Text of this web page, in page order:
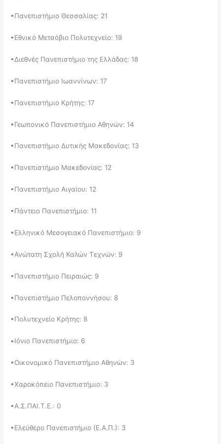
•​Πανεπιστήμιο Θεσσαλίας: 21
•​Εθνικό Μετσόβιο Πολυτεχνείο: 19
•​Διεθνές Πανεπιστήμιο της Ελλάδας: 18
•​Πανεπιστήμιο Ιωαννίνων: 17
•​Πανεπιστήμιο Κρήτης: 17
•​Γεωπονικό Πανεπιστήμιο Αθηνών: 14
•​Πανεπιστήμιο Δυτικής Μακεδονίας: 13
•​Πανεπιστήμιο Μακεδονίας: 12
•​Πανεπιστήμιο Αιγαίου: 12
•​Πάντειο Πανεπιστήμιο: 11
•​Ελληνικό Μεσογειακό Πανεπιστήμιο: 9
•​Ανώτατη Σχολή Καλών Τεχνών: 9
•​Πανεπιστήμιο Πειραιώς: 9
•​Πανεπιστήμιο Πελοποννήσου: 8
•​Πολυτεχνείο Κρήτης: 8
•​Ιόνιο Πανεπιστήμιο: 6
•​Οικονομικό Πανεπιστήμιο Αθηνών: 3
•​Χαροκόπειο Πανεπιστήμιο: 3
•​Α.Σ.ΠΑΙ.Τ.Ε.: 0
•​Ελεύθερο Πανεπιστήμιο (Ε.Α.Π.): 3